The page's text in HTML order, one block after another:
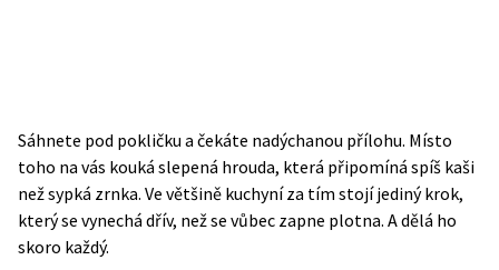
Sáhnete pod pokličku a čekáte nadýchanou přílohu. Místo
toho na vás kouká slepená hrouda, která připomíná spíš kaši
než sypká zrnka. Ve většině kuchyní za tím stojí jediný krok,
který se vynechá dřív, než se vůbec zapne plotna. A dělá ho
skoro každý.